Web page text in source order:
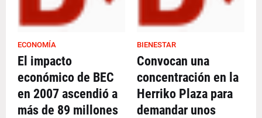
ECONOMÍA
El impacto
económico de BEC
en 2007 ascendió a
más de 89 millones
BIENESTAR
Convocan una
concentración en la
Herriko Plaza para
demandar unos